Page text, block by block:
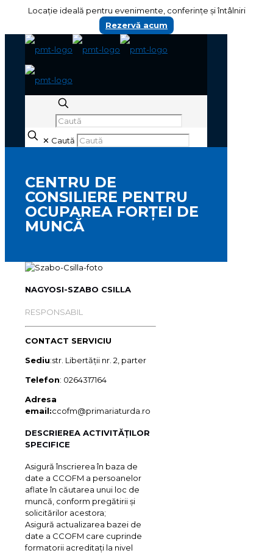
Locație ideală pentru evenimente, conferințe și întâlniri
Rezervă acum
✕ Caută
CENTRU DE
CONSILIERE PENTRU
OCUPAREA FORȚEI DE
MUNCĂ
NAGYOSI-SZABO CSILLA
RESPONSABIL
CONTACT SERVICIU
Sediu:str. Libertății nr. 2, parter
Telefon: 0264317164
Adresa
email:ccofm@primariaturda.ro
DESCRIEREA ACTIVITĂȚILOR
SPECIFICE
Asigură înscrierea în baza de
date a CCOFM a persoanelor
aflate în căutarea unui loc de
muncă, conform pregătirii şi
solicitărilor acestora;
Asigură actualizarea bazei de
date a CCOFM care cuprinde
formatorii acreditaţi la nivel